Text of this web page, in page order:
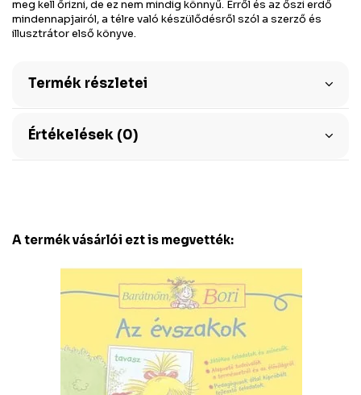
meg kell őrizni, de ez nem mindig könnyű. Erről és az őszi erdő
mindennapjairól, a télre való készülődésről szól a szerző és
illusztrátor első könyve.
Termék részletei
Értékelések (0)
A termék vásárlói ezt is megvették: